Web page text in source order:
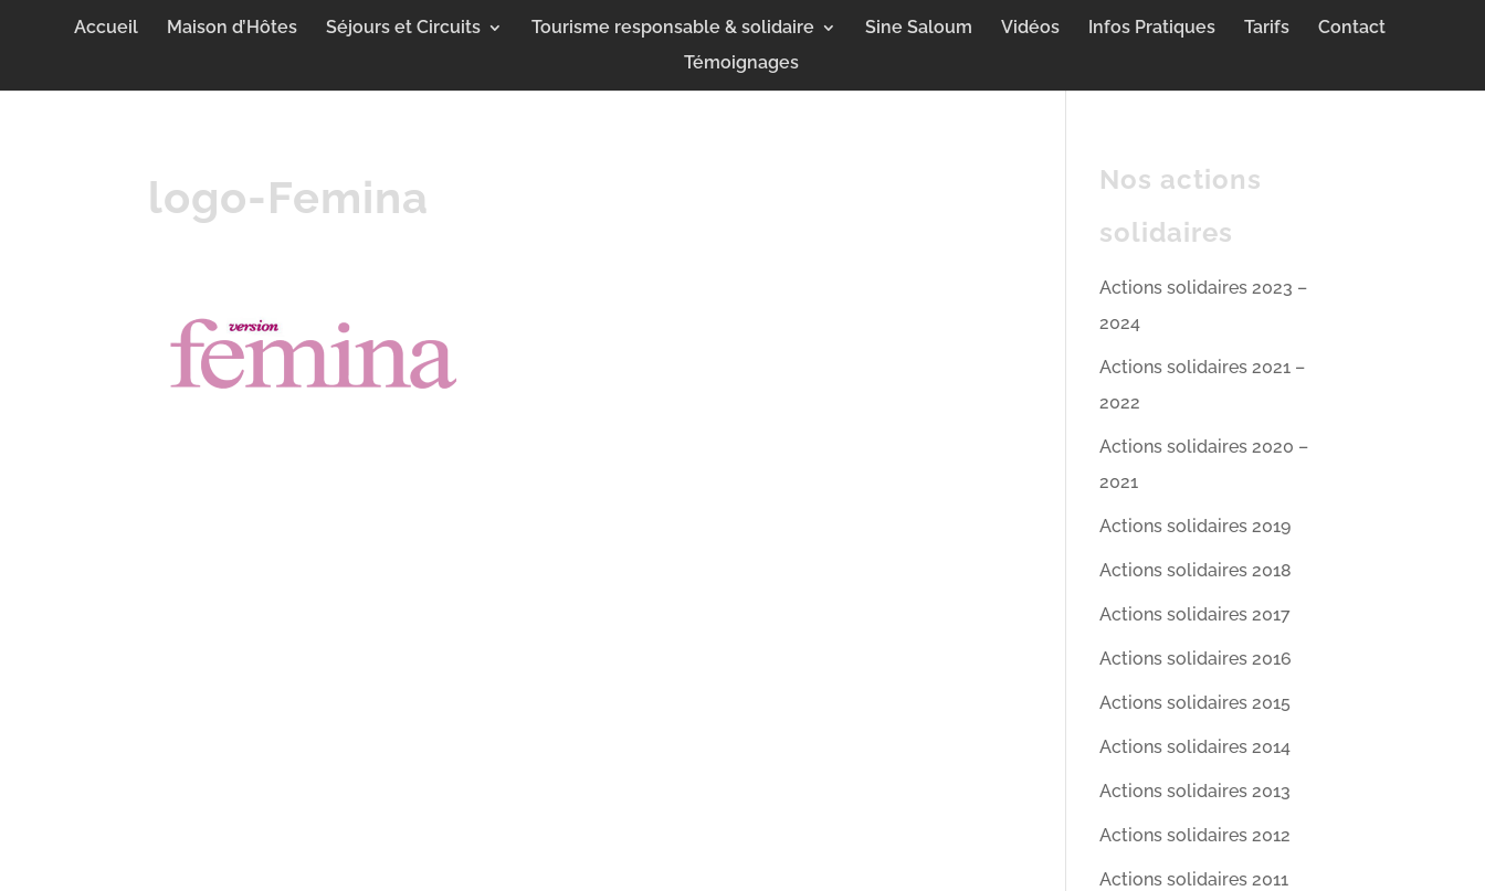
Accueil Maison d’Hôtes Séjours et Circuits Tourisme responsable & solidaire Sine Saloum Vidéos Infos Pratiques Tarifs
Contact
Témoignages
logo-Femina
Nos actions
solidaires
Actions solidaires 2023 –
2024
Actions solidaires 2021 –
2022
Actions solidaires 2020 –
2021
Actions solidaires 2019
Actions solidaires 2018
Actions solidaires 2017
Actions solidaires 2016
Actions solidaires 2015
Actions solidaires 2014
Actions solidaires 2013
Actions solidaires 2012
Actions solidaires 2011